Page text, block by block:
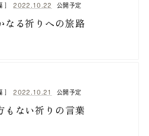
] 2022.10.22 公開予定
なる祈りへの旅路
] 2022.10.21 公開予定
もない祈りの言葉